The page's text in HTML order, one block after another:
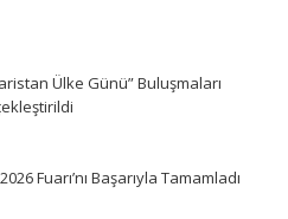
Ülke Günü” Buluşmaları
Fuarı’nı Başarıyla Tamamladı